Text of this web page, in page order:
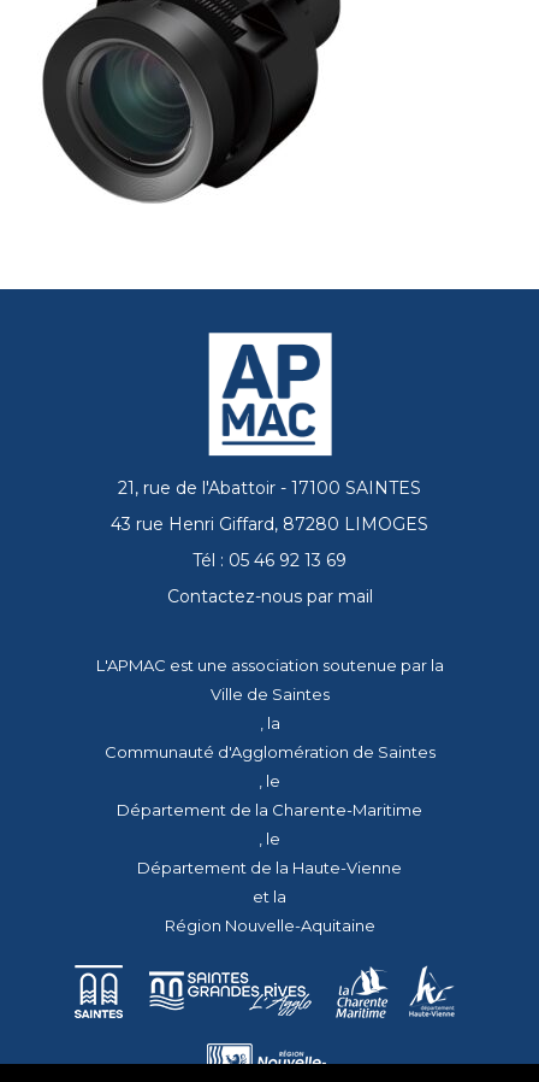
21, rue de l'Abattoir - 17100 SAINTES
43 rue Henri Giffard, 87280 LIMOGES
Tél : 05 46 92 13 69
Contactez-nous par mail
L'APMAC est une association soutenue par la
Ville de Saintes
, la
Communauté d'Agglomération de Saintes
, le
Département de la Charente-Maritime
, le
Département de la Haute-Vienne
et la
Région Nouvelle-Aquitaine